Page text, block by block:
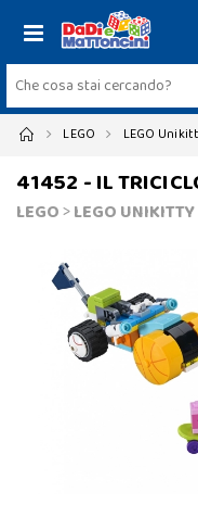
LEGO LEGO
41452 - IL
LEGO>LEGO UNIKITTY